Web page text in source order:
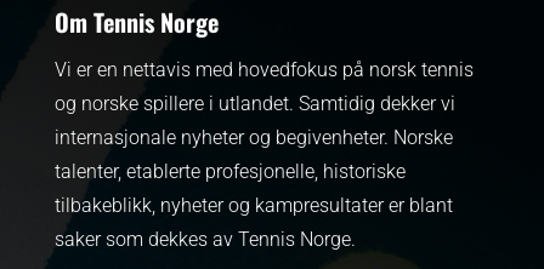
Om Tennis Norge
Vi er en nettavis med hovedfokus på norsk tennis
og norske spillere i utlandet. Samtidig dekker vi
internasjonale nyheter og begivenheter. Norske
talenter, etablerte profesjonelle, historiske
tilbakeblikk, nyheter og kampresultater er blant
saker som dekkes av Tennis Norge.